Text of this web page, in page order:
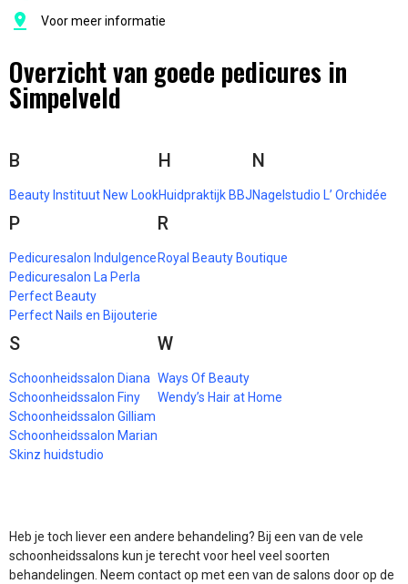
Voor meer informatie
Overzicht van goede pedicures in
Simpelveld
B
Beauty Instituut New Look
H
Huidpraktijk BBJ
N
Nagelstudio L’ Orchidée
P
Pedicuresalon Indulgence
Pedicuresalon La Perla
Perfect Beauty
Perfect Nails en Bijouterie
R
Royal Beauty Boutique
S
Schoonheidssalon Diana
Schoonheidssalon Finy
Schoonheidssalon Gilliam
Schoonheidssalon Marian
Skinz huidstudio
W
Ways Of Beauty
Wendy’s Hair at Home
Heb je toch liever een andere behandeling? Bij een van de vele
schoonheidssalons kun je terecht voor heel veel soorten
behandelingen. Neem contact op met een van de salons door op de